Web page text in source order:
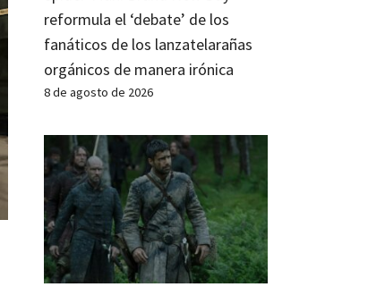
reformula el ‘debate’ de los
fanáticos de los lanzatelarañas
orgánicos de manera irónica
8 de agosto de 2026